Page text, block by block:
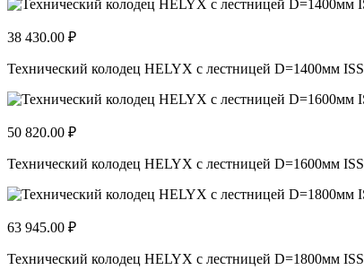
38 430.00 ₽
Технический колодец HELYX с лестницей D=1400мм ISS
50 820.00 ₽
Технический колодец HELYX с лестницей D=1600мм ISS
63 945.00 ₽
Технический колодец HELYX с лестницей D=1800мм ISS